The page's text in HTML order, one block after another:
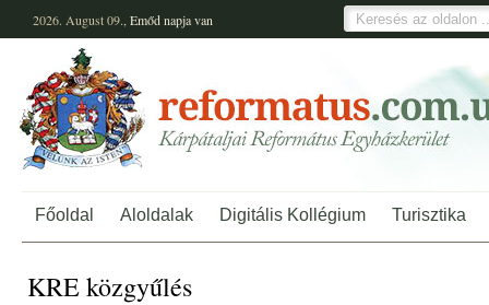
2026. August 09., Emődnapja van
Főoldal Aloldalak Digitális Kollégium Turisztika
KRE közgyűlés